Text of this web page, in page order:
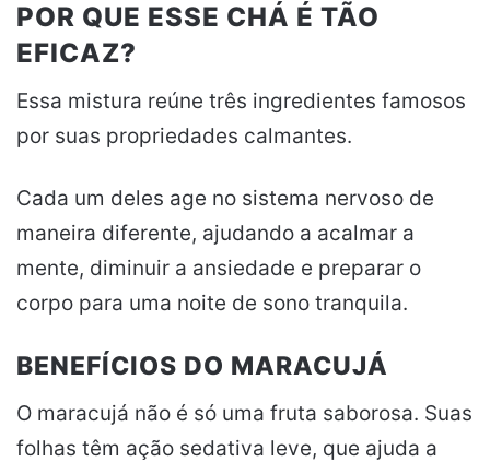
POR QUE ESSE CHÁ É TÃO
EFICAZ?
Essa mistura reúne três ingredientes famosos
por suas propriedades calmantes.
Cada um deles age no sistema nervoso de
maneira diferente, ajudando a acalmar a
mente, diminuir a ansiedade e preparar o
corpo para uma noite de sono tranquila.
BENEFÍCIOS DO MARACUJÁ
O maracujá não é só uma fruta saborosa. Suas
folhas têm ação sedativa leve, que ajuda a